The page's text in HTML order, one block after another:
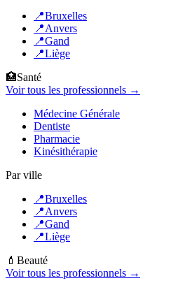
📍Bruxelles
📍Anvers
📍Gand
📍Liège
🏥Santé
Voir tous les professionnels →
Médecine Générale
Dentiste
Pharmacie
Kinésithérapie
Par ville
📍Bruxelles
📍Anvers
📍Gand
📍Liège
💄 Beauté
Voir tous les professionnels →